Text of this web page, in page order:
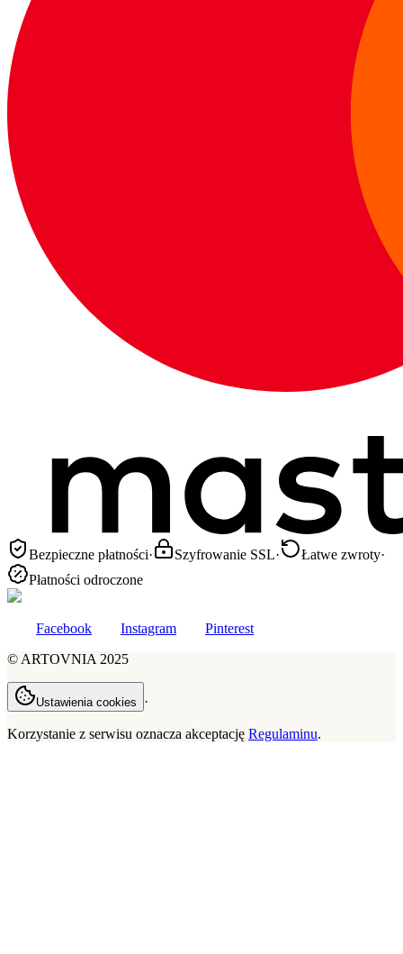
Bezpieczne płatności· Szyfrowanie SSL· Łatwe zwroty·
Płatności odroczone
Facebook Instagram
Pinterest
© ARTOVNIA 2025
Ustawienia cookies ·
Korzystanie z serwisu oznacza akceptację Regulaminu.